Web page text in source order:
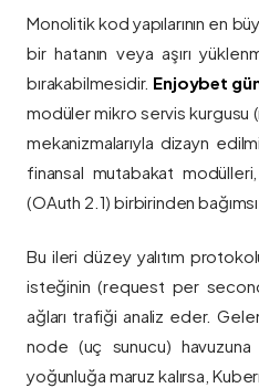
Monolitik kod yapılarının en
bir hatanın veya aşırı
bırakabilmesidir. Enjoybet
modüler mikro servis
mekanizmalarıyla dizayn
finansal mutabakat
(OAuth 2.1) birbirinden
Bu ileri düzey yalıtım
isteğinin (request per
ağları trafiği analiz eder.
node (uç sunucu) havuzuna
yoğunluğa maruz kalırsa,